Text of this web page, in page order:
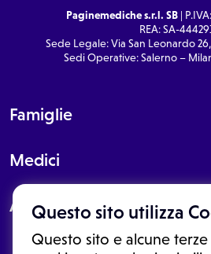
Questo sito utilizza
Questo sito e alcune
Paginemediche s.r.l. SB|
REA: SA-
Sede Legale: Via San Leonardo
Sedi Operative: Salerno –
Famiglie
Medici
About